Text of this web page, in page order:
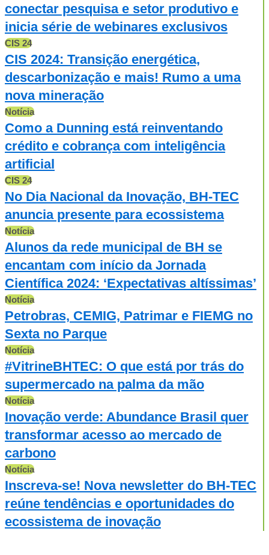
conectar pesquisa e setor produtivo e
inicia série de webinares exclusivos
CIS 24
CIS 2024: Transição energética,
descarbonização e mais! Rumo a uma
nova mineração
Notícia
Como a Dunning está reinventando
crédito e cobrança com inteligência
artificial
CIS 24
No Dia Nacional da Inovação, BH-TEC
anuncia presente para ecossistema
Notícia
Alunos da rede municipal de BH se
encantam com início da Jornada
Científica 2024: ‘Expectativas altíssimas’
Notícia
Petrobras, CEMIG, Patrimar e FIEMG no
Sexta no Parque
Notícia
#VitrineBHTEC: O que está por trás do
supermercado na palma da mão
Notícia
Inovação verde: Abundance Brasil quer
transformar acesso ao mercado de
carbono
Notícia
Inscreva-se! Nova newsletter do BH-TEC
reúne tendências e oportunidades do
ecossistema de inovação